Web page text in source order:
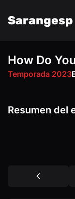
Sarangesp
How Do
Temporada 2023
PY
Resumen del